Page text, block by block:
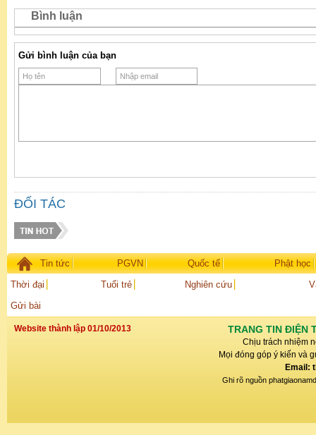
Bình luận
Gửi bình luận của bạn
ĐỐI TÁC
Tin tức PGVN Quốc tế
Phật học
Thời đại
Tuổi trẻ Nghiên cứu
Gửi bài
Website thành lập 01/10/2013 TRANG TIN ĐIỆN
Chịu trách nhiệm
Mọi đóng góp ý kiến và
Email:
Ghi rõ nguồn